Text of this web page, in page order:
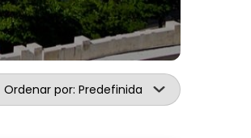
Ordenar por: Predefinida